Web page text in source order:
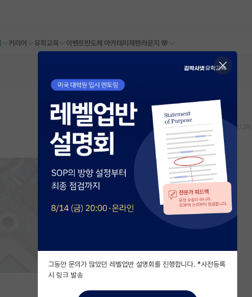
커리어 유학교육 이벤트반도체 아카데미 재팬라운지 🌸
스크랩 신고하
그동안 문의가 많았던 레벨업반 설명회를 진행합니다. *사전등록
시 링크 발송